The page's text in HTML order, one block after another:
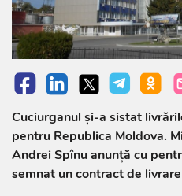
Cuciurganul și-a sistat
pentru Republica Moldova.
Andrei Spînu anunță cu
semnat un contract de